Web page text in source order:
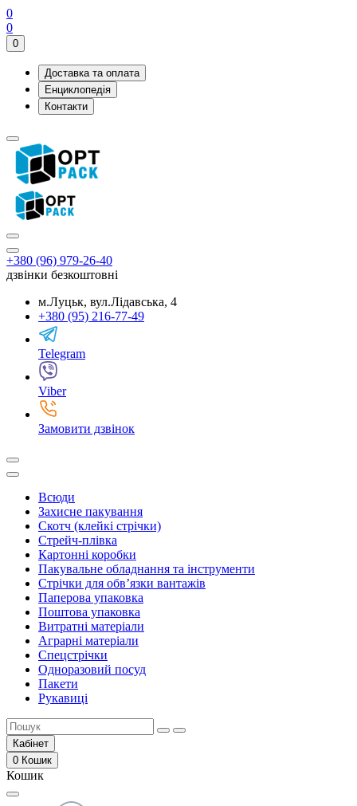
0
0
0
Доставка та оплата
Енциклопедія
Контакти
+380 (96) 979-26-40
дзвінки безкоштовні
м.Луцьк, вул.Лідавська, 4
+380 (95) 216-77-49
Telegram
Viber
Замовити дзвінок
Всюди
Захисне пакування
Скотч (клейкі стрічки)
Стрейч-плівка
Картонні коробки
Пакувальне обладнання та інструменти
Стрічки для обв’язки вантажів
Паперова упаковка
Поштова упаковка
Витратні матеріали
Аграрні матеріали
Спецстрічки
Одноразовий посуд
Пакети
Рукавиці
Кабінет
0 Кошик
Кошик